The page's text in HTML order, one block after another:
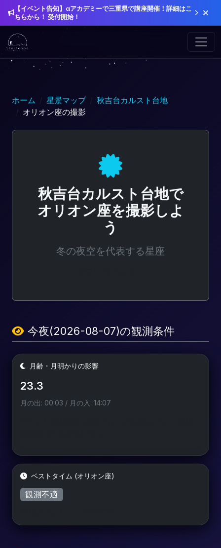
【イベント告知】αアカデミーで三重県で講座開催！詳細はこ
ちらから！ 受付開始！
ホーム 星景マップ
秋吉台カルスト台地
オリオン座の撮影
秋吉台カルスト台地で
オリオン座を撮影しよ
う
冬の夜空を代表する星座
今夜(2026-08-07)の観測条件
月齢・月明かりの影響
23.3
月の出: 00:03 / 月の入: 14:07
ベストタイム (オリオン座)
観測不適